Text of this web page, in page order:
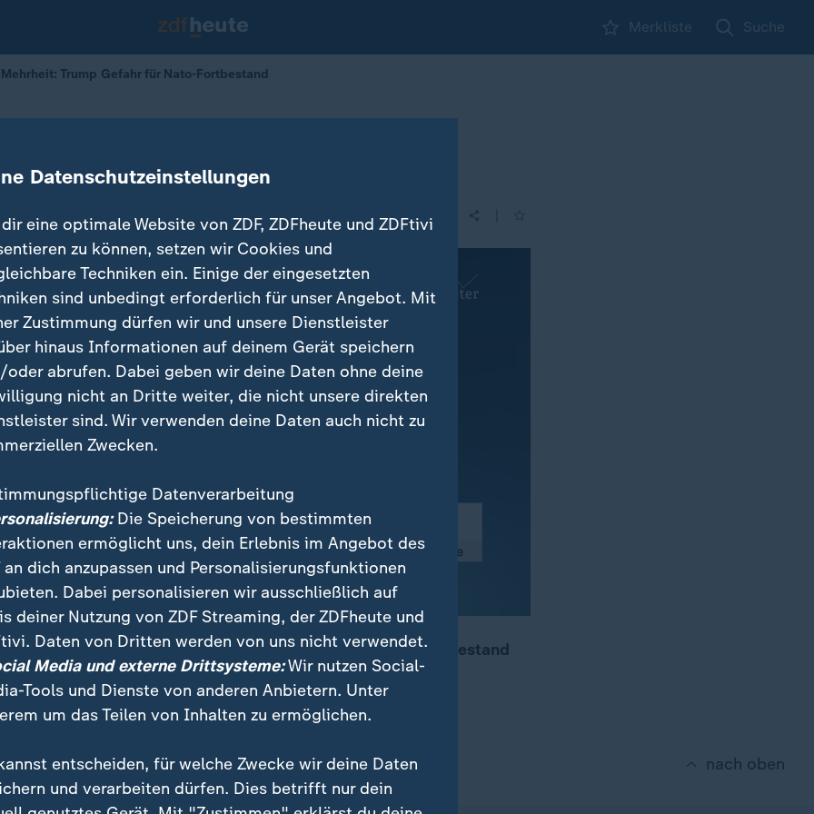
Merkliste Suche
Trump Gefahr für Nato-Fortbestand
Gefahr für Nato-Fortbestand
Deutschen sieht in Trumps Politik eine Gefahr für den Fortbestand
aller Parteien sehen das Militärbündnis bedroht.
nach oben
Datenschutzeinstellungen
eine optimale Website von ZDF, ZDFheute und ZDFtivi
zu können, setzen wir Cookies und
Techniken ein. Einige der eingesetzten
sind unbedingt erforderlich für unser Angebot. Mit
Zustimmung dürfen wir und unsere Dienstleister
hinaus Informationen auf deinem Gerät speichern
oder abrufen. Dabei geben wir deine Daten ohne deine
nicht an Dritte weiter, die nicht unsere direkten
sind. Wir verwenden deine Daten auch nicht zu
Zwecken.
Datenverarbeitung
Die Speicherung von bestimmten
ermöglicht uns, dein Erlebnis im Angebot des
an dich anzupassen und Personalisierungsfunktionen
Dabei personalisieren wir ausschließlich auf
deiner Nutzung von ZDF Streaming, der ZDFheute und
Daten von Dritten werden von uns nicht verwendet.
Media und externe Drittsysteme:Wir nutzen Social-
Tools und Dienste von anderen Anbietern. Unter
um das Teilen von Inhalten zu ermöglichen.
entscheiden, für welche Zwecke wir deine Daten
und verarbeiten dürfen. Dies betrifft nur dein